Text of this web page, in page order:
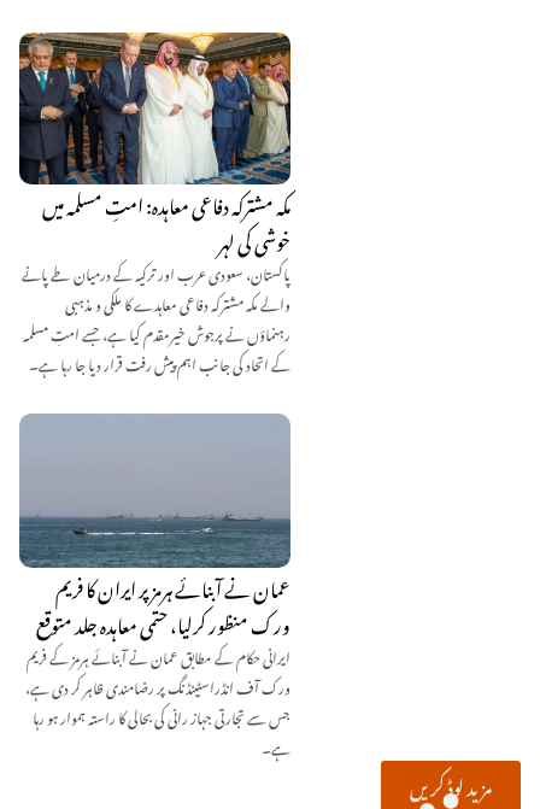
مکہ مشترکہ دفاعی معاہدہ: امتِ مسلمہ میں
خوشی کی لہر
پاکستان، سعودی عرب اور ترکیہ کے درمیان طے پانے
والے مکہ مشترکہ دفاعی معاہدے کا ملکی و مذہبی
رہنماؤں نے پرجوش خیرمقدم کیا ہے، جسے امتِ مسلمہ
کے اتحاد کی جانب اہم پیش رفت قرار دیا جا رہا ہے۔
عمان نے آبنائے ہرمز پر ایران کا فریم
ورک منظور کرلیا، حتمی معاہدہ جلد متوقع
ایرانی حکام کے مطابق عمان نے آبنائے ہرمز کے فریم
ورک آف انڈراسٹینڈنگ پر رضامندی ظاہر کر دی ہے،
جس سے تجارتی جہاز رانی کی بحالی کا راستہ ہموار ہو رہا
ہے۔
مزید لوڈ کریں